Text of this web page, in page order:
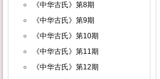
《中华古氏》第8期
《中华古氏》第9期
《中华古氏》第10期
《中华古氏》第11期
《中华古氏》第12期